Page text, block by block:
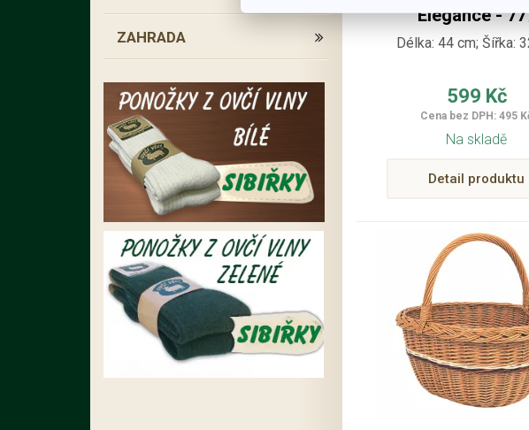
ZAHRADA
Elegance -
Délka: 44 cm; Šířka:
599 Kč
Cena bez DPH: 495
Na skladě
Detail produktu